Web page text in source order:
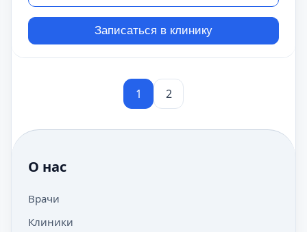
Записаться в клинику
1 2
О нас
Врачи
Клиники